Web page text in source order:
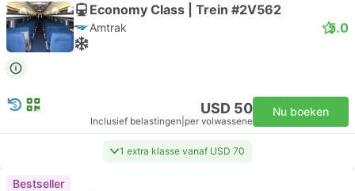
Economy Class | Trein #2V562
Amtrak 5.0
USD 50
Inclusief belastingen per volwassene
Nu boeken
1 extra klasse vanaf USD 70
Bestseller